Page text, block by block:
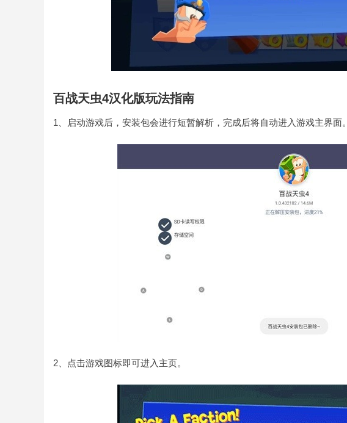
百战天虫4汉化版玩法指南
1、启动游戏后，安装包会进行短暂解析，完成后将自动进入游戏主界面。
2、点击游戏图标即可进入主页。